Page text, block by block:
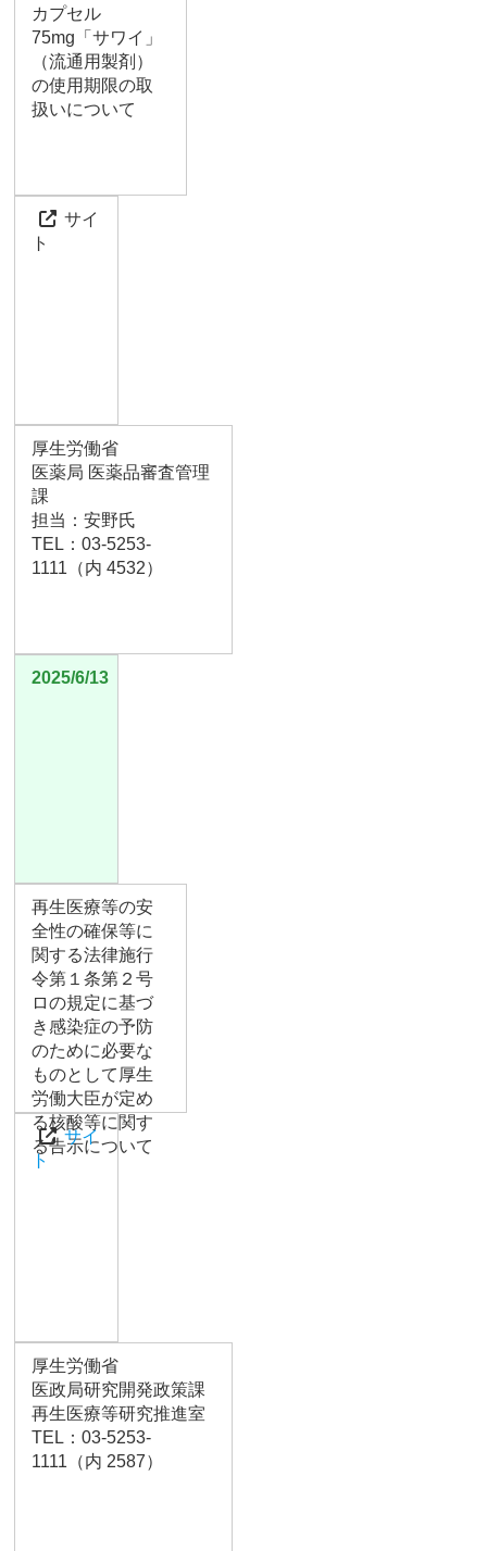
カプセル
75mg「サワイ」
（流通用製剤）
の使用期限の取
扱いについて
サイ
ト
厚生労働省
医薬局 医薬品審査管理
課
担当：安野氏
TEL：03-5253-
1111（内 4532）
2025/6/13
再生医療等の安
全性の確保等に
関する法律施行
令第１条第２号
ロの規定に基づ
き感染症の予防
のために必要な
ものとして厚生
労働大臣が定め
る核酸等に関す
る告示について
サイ
ト
厚生労働省
医政局研究開発政策課
再生医療等研究推進室
TEL：03-5253-
1111（内 2587）